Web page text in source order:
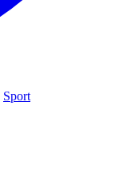
Sport